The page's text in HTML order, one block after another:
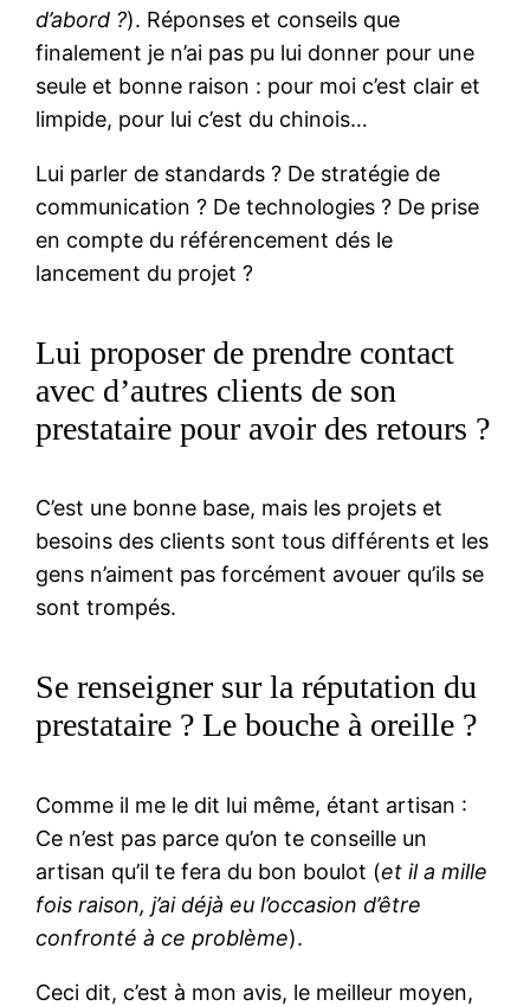
d’abord ?). Réponses et conseils que
finalement je n’ai pas pu lui donner pour une
seule et bonne raison : pour moi c’est clair et
limpide, pour lui c’est du chinois…
Lui parler de standards ? De stratégie de
communication ? De technologies ? De prise
en compte du référencement dés le
lancement du projet ?
Lui proposer de prendre contact
avec d’autres clients de son
prestataire pour avoir des retours ?
C’est une bonne base, mais les projets et
besoins des clients sont tous différents et les
gens n’aiment pas forcément avouer qu’ils se
sont trompés.
Se renseigner sur la réputation du
prestataire ? Le bouche à oreille ?
Comme il me le dit lui même, étant artisan :
Ce n’est pas parce qu’on te conseille un
artisan qu’il te fera du bon boulot (et il a mille
fois raison, j’ai déjà eu l’occasion d’être
confronté à ce problème).
Ceci dit, c’est à mon avis, le meilleur moyen,